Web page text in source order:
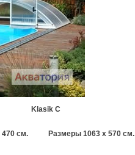
C
см. Размеры 1063 x 570 см.